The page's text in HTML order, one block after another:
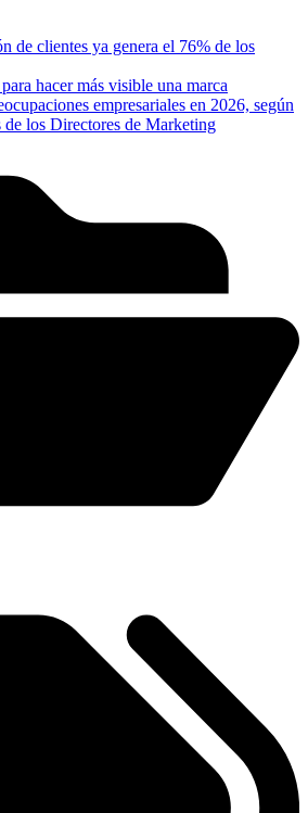
de clientes ya genera el 76% de los
hacer más visible una marca
empresariales en 2026, según
los Directores de Marketing